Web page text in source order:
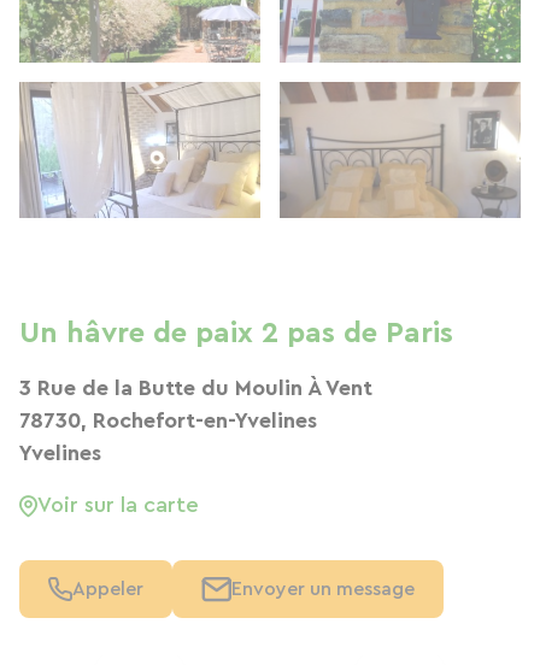
Un hâvre de paix 2 pas de Paris
3 Rue de la Butte du Moulin À Vent
78730, Rochefort-en-Yvelines
Yvelines
Voir sur la carte
Appeler Envoyer un message